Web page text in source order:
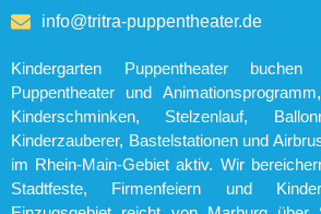
info@tritra-puppentheater.de
Kindergarten Puppentheater
Puppentheater und
Kinderschminken, Stelzenlauf,
Kinderzauberer, Bastelstationen und
im Rhein-Main-Gebiet aktiv. Wir
Stadtfeste, Firmenfeiern und